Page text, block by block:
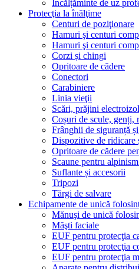
Încălțăminte de uz
Protecţia la înălţime
Centuri de poziţionare
Hamuri şi centuri
Hamuri şi centuri
Corzi și chingi
Opritoare de cădere
Conectori
Carabiniere
Linia vieţii
Scări, prăjini
Coșuri de scule, genți,
Frânghii de siguranță
Dispozitive de ridicare
Opritoare de cădere
Scaune pentru
Suflante și accesorii
Tripozi
Tărgi de salvare
Echipamente de unică
Mănuşi de unică
Măşti faciale
EUF pentru protecţia
EUF pentru protecţia
EUF pentru protecţia